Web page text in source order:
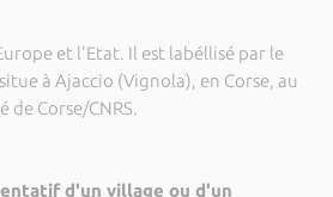
et l'Etat. Il est labéllisé par le
à Ajaccio (Vignola), en Corse, au
Corse/CNRS.
d'un village ou d'un